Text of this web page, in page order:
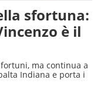
sfortuna:
è il
ma continua a
Indiana e porta i